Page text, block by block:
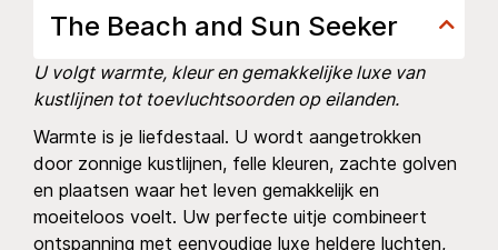
The Beach and Sun Seeker
U volgt warmte, kleur en gemakkelijke luxe van
kustlijnen tot toevluchtsoorden op eilanden.
Warmte is je liefdestaal. U wordt aangetrokken
door zonnige kustlijnen, felle kleuren, zachte golven
en plaatsen waar het leven gemakkelijk en
moeiteloos voelt. Uw perfecte uitje combineert
ontspanning met eenvoudige luxe heldere luchten,